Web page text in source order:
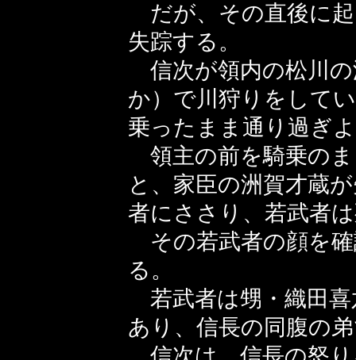
だが、その直後に
失踪する。
信次が領内の松川の
か）で川狩りをして
乗ったまま通り過ぎ
領主の前を騎乗の
と、家臣の洲賀才蔵
者にささり、若武者
その若武者の顔を
る。
若武者は甥・織田喜
あり、信長の同腹の